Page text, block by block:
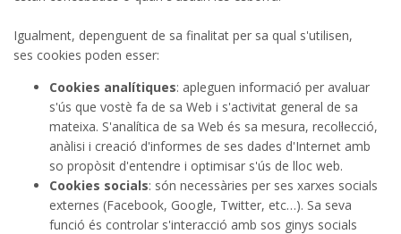
Igualment, depenguent de sa finalitat per sa qual s'utilisen,
ses cookies poden esser:
Cookies analítiques: apleguen informació per avaluar
s'ús que vostè fa de sa Web i s'activitat general de sa
mateixa. S'analítica de sa Web és sa mesura, recol·lecció,
anàlisi i creació d'informes de ses dades d'Internet amb
so propòsit d'entendre i optimisar s'ús de lloc web.
Cookies socials: són necessàries per ses xarxes socials
externes (Facebook, Google, Twitter, etc…). Sa seva
funció és controlar s'interacció amb sos ginys socials